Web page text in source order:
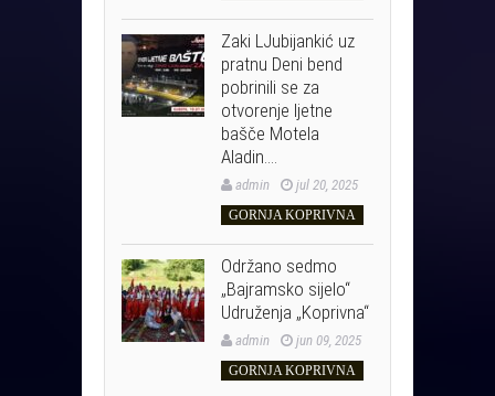
Zaki LJubijankić uz
pratnu Deni bend
pobrinili se za
otvorenje ljetne
bašče Motela
Aladin….
admin jul 20, 2025
GORNJA KOPRIVNA
Održano sedmo
„Bajramsko sijelo“
Udruženja „Koprivna“
admin jun 09, 2025
GORNJA KOPRIVNA